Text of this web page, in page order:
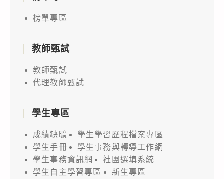
榜單專區
教師甄試
教師甄試
代理教師甄試
學生專區
成績缺曠
學生學習歷程檔案專區
學生手冊
學生事務與轉導工作網
學生事務資訊網
社團選填系統
學生自主學習專區
新生專區